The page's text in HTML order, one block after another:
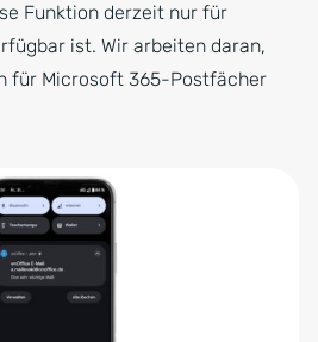
Funktion derzeit nur für
ist. Wir arbeiten daran,
für Microsoft 365-Postfächer